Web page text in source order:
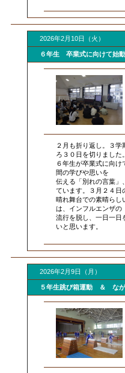
2026年2月10日（火）
６年生 卒業式に向けて始動
２月も折り返し。３学
ろ３０日を切りました。
６年生が卒業式に向
間の学びや思いを
伝える「別れの言葉」
ています。３月２４日
晴れ舞台での素晴らし
は、インフルエンザの
流行を脱し、一日一日
いと思います。
2026年2月9日（月）
５年生跳び箱運動 ＆ なが